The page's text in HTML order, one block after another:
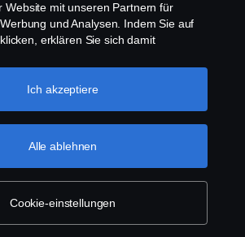
All rights reserved. Scania
87 Södertälje, Sweden, Tel:
+46-8-55 38 10 37.
Website mit unseren Partnern für
und Analysen. Indem Sie auf
erklären Sie sich damit
werden. Sie können Ihre
indem Sie auf die "Cookie-
über Cookies, den Sie durch
unter diesem Text finden
Informationen zum Datenschutz
Cookie-einstellungen
Alle ablehnen
Ich akzeptiere